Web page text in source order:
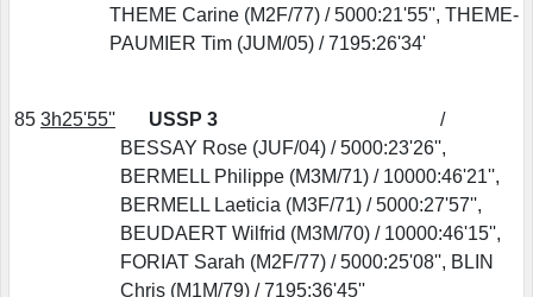
THEME Carine (M2F/77) / 5000:21'55'', THEME-
PAUMIER Tim (JUM/05) / 7195:26'34'
85 3h25'55'' USSP 3
/
BESSAY Rose (JUF/04) / 5000:23'26'',
BERMELL Philippe (M3M/71) / 10000:46'21'',
BERMELL Laeticia (M3F/71) / 5000:27'57'',
BEUDAERT Wilfrid (M3M/70) / 10000:46'15'',
FORIAT Sarah (M2F/77) / 5000:25'08'', BLIN
Chris (M1M/79) / 7195:36'45''